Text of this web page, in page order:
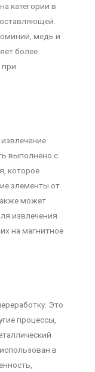
категории в
медь и
более
выполнено с
которое
элементы от
может
извлечения
на магнитное
Это
процессы,
в